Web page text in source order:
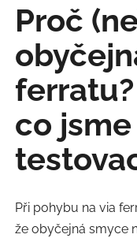
Proč
co
Při pohybu na via
že obyčejná smyce